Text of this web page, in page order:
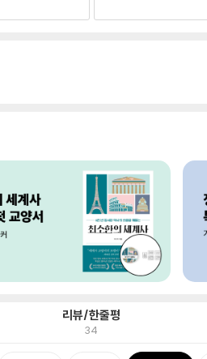
리뷰/한줄평
34